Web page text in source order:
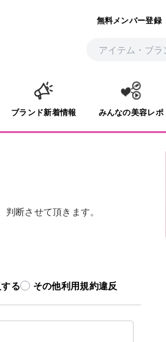
無料メンバー登録
ブランド新着情報 みんなの美容レポ
断させて頂きます。
る その他利用規約違反